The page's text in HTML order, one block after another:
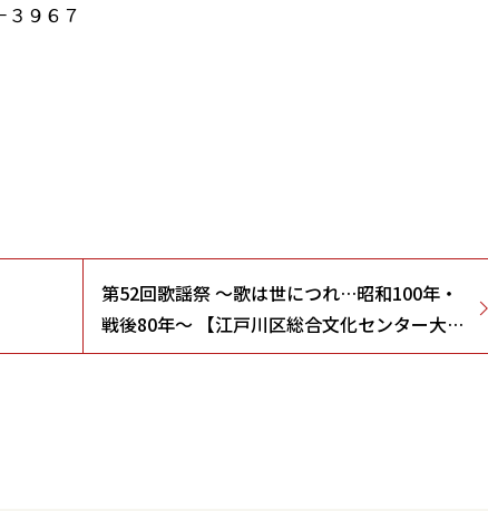
９６７
第52回歌謡祭 ～歌は世につれ…昭和100年・
戦後80年～ 【江戸川区総合文化センター大ホ
ール/東京都】